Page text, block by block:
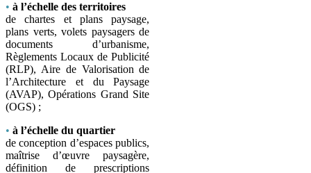
• à l’échelle des territoires
de chartes et plans paysage,
plans verts, volets paysagers de
documents d’urbanisme,
Règlements Locaux de Publicité
(RLP), Aire de Valorisation de
l’Architecture et du Paysage
(AVAP), Opérations Grand Site
(OGS) ;
• à l’échelle du quartier
de conception d’espaces publics,
maîtrise d’œuvre paysagère,
définition de prescriptions